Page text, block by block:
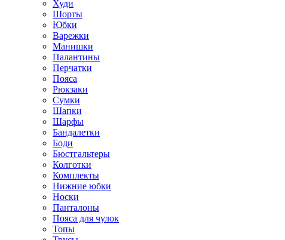
Худи
Шорты
Юбки
Варежки
Манишки
Палантины
Перчатки
Пояса
Рюкзаки
Сумки
Шапки
Шарфы
Бандалетки
Боди
Бюстгальтеры
Колготки
Комплекты
Нижние юбки
Носки
Панталоны
Поясa для чулок
Топы